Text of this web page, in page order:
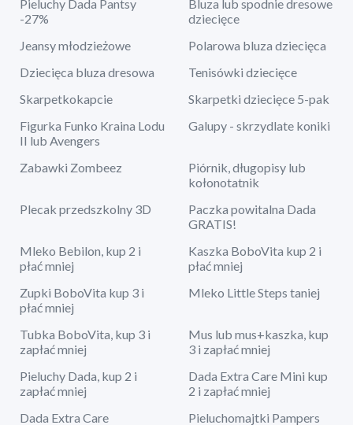
Pieluchy Dada Pantsy
-27%
Bluza lub spodnie dresowe
dziecięce
Jeansy młodzieżowe
Polarowa bluza dziecięca
Dziecięca bluza dresowa
Tenisówki dziecięce
Skarpetkokapcie
Skarpetki dziecięce 5-pak
Figurka Funko Kraina Lodu
II lub Avengers
Galupy - skrzydlate koniki
Zabawki Zombeez
Piórnik, długopisy lub
kołonotatnik
Plecak przedszkolny 3D
Paczka powitalna Dada
GRATIS!
Mleko Bebilon, kup 2 i
płać mniej
Kaszka BoboVita kup 2 i
płać mniej
Zupki BoboVita kup 3 i
płać mniej
Mleko Little Steps taniej
Tubka BoboVita, kup 3 i
zapłać mniej
Mus lub mus+kaszka, kup
3 i zapłać mniej
Pieluchy Dada, kup 2 i
zapłać mniej
Dada Extra Care Mini kup
2 i zapłać mniej
Dada Extra Care
Pieluchomajtki Pampers